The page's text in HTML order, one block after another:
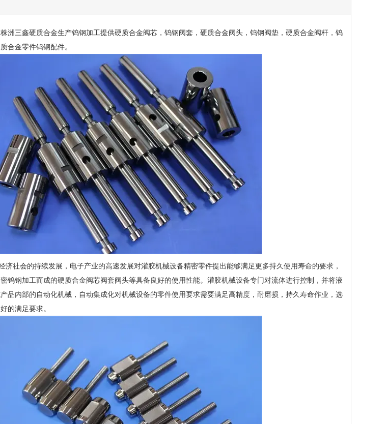
三鑫硬质合金生产钨钢加工提供硬质合金阀芯，钨钢阀套，硬质合金阀头，钨钢阀垫，硬质合金阀杆，钨
合金零件钨钢配件。
社会的持续发展，电子产业的高速发展对灌胶机械设备精密零件提出能够满足更多持久使用寿命的要求，
钨钢加工而成的硬质合金阀芯阀套阀头等具备良好的使用性能。灌胶机械设备专门对流体进行控制，并将液
品内部的自动化机械，自动集成化对机械设备的零件使用要求需要满足高精度，耐磨损，持久寿命作业，选
的满足要求。